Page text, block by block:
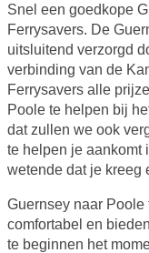
Snel een goedkope
Ferrysavers. De
uitsluitend verzorgd
verbinding van de
Ferrysavers alle
Poole te helpen bij
dat zullen we ook
te helpen je aankomt
wetende dat je kreeg
Guernsey naar
comfortabel en
te beginnen het